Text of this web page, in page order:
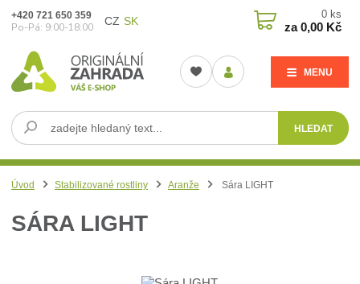
CZ SK
MENU
HLEDAT
+420 721 650 359
Po-Pá: 9:00-18:00
0 ks
za0,00 Kč
Úvod Stabilizované rostliny Aranže Sára LIGHT
SÁRA LIGHT